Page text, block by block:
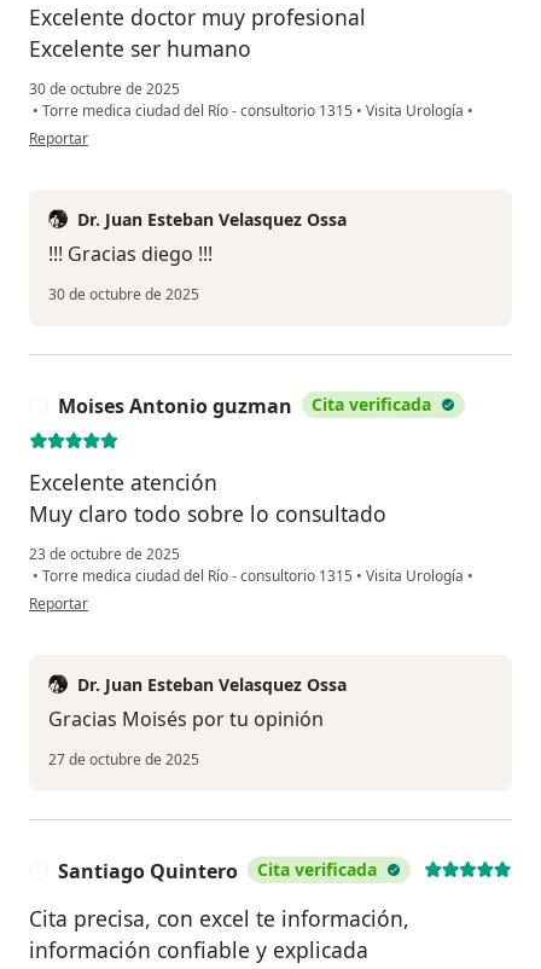
Excelente doctor muy profesional
Excelente ser humano
30 de octubre de 2025
• Torre medica ciudad del Río - consultorio 1315 • Visita Urología •
en opinión del usuario Diego Betancur
Reportar
Dr. Juan Esteban Velasquez Ossa
!!! Gracias diego !!!
30 de octubre de 2025
Moises Antonio guzman Cita verificada
Excelente atención
Muy claro todo sobre lo consultado
23 de octubre de 2025
• Torre medica ciudad del Río - consultorio 1315 • Visita Urología •
en opinión del usuario Moises Antonio guzman
Reportar
Dr. Juan Esteban Velasquez Ossa
Gracias Moisés por tu opinión
27 de octubre de 2025
Santiago Quintero Cita verificada
Cita precisa, con excel te información,
información confiable y explicada